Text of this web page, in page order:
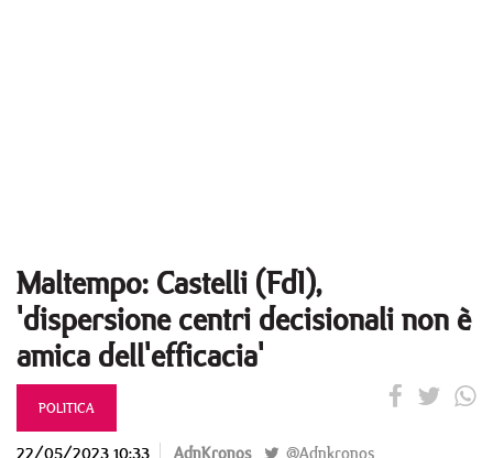
Maltempo: Castelli (FdI),
'dispersione centri decisionali non è
amica dell'efficacia'
POLITICA
22/05/2023 10:33 AdnKronos @Adnkronos